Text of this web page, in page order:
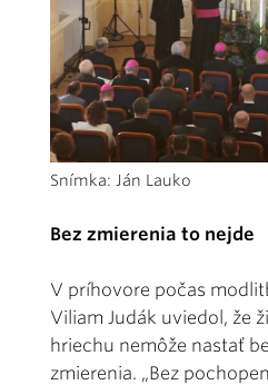
Snímka: Ján Lauko
Bez zmierenia to nejde
V príhovore počas
Viliam Judák uviedol, že
hriechu nemôže nastať
zmierenia. „Bez